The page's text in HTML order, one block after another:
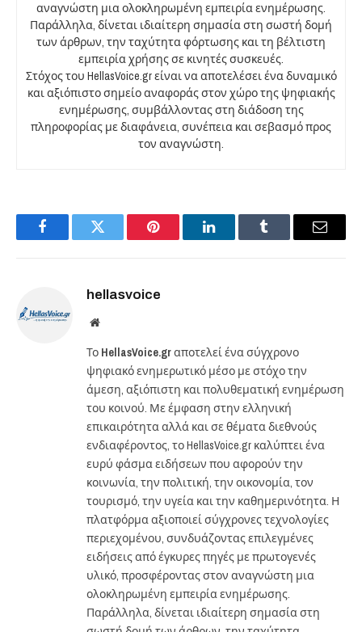
αναγνώστη μια ολοκληρωμένη εμπειρία ενημέρωσης.
Παράλληλα, δίνεται ιδιαίτερη σημασία στη σωστή δομή
των άρθρων, την ταχύτητα φόρτωσης και τη βέλτιστη
εμπειρία χρήσης σε κινητές συσκευές.
Στόχος του HellasVoice.gr είναι να αποτελέσει ένα δυναμικό
και αξιόπιστο σημείο αναφοράς στον χώρο της ψηφιακής
ενημέρωσης, συμβάλλοντας στη διάδοση της
πληροφορίας με διαφάνεια, συνέπεια και σεβασμό προς
τον αναγνώστη.
FacebookTwitter Pinterest LinkedInTumblr Email
hellasvoice
Website
Το HellasVoice.grαποτελεί ένα σύγχρονο
ψηφιακό ενημερωτικό μέσο με στόχο την
άμεση, αξιόπιστη και πολυθεματική ενημέρωση
του κοινού. Με έμφαση στην ελληνική
επικαιρότητα αλλά και σε θέματα διεθνούς
ενδιαφέροντος, το HellasVoice.gr καλύπτει ένα
ευρύ φάσμα ειδήσεων που αφορούν την
κοινωνία, την πολιτική, την οικονομία, τον
τουρισμό, την υγεία και την καθημερινότητα. Η
πλατφόρμα αξιοποιεί σύγχρονες τεχνολογίες
περιεχομένου, συνδυάζοντας επιλεγμένες
ειδήσεις από έγκυρες πηγές με πρωτογενές
υλικό, προσφέροντας στον αναγνώστη μια
ολοκληρωμένη εμπειρία ενημέρωσης.
Παράλληλα, δίνεται ιδιαίτερη σημασία στη